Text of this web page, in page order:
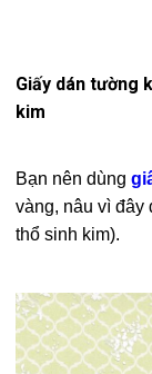
Giấy dán tường
kim
Bạn nên dùng
vàng, nâu vì
thổ sinh kim).